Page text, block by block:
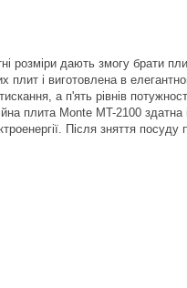
розміри дають змогу брати
і виготовлена в
а п'ять рівнів
плита Monte MT-2100 здатна
Після зняття